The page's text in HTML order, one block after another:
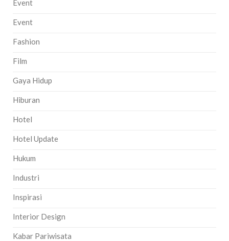
Event
Event
Fashion
Film
Gaya Hidup
Hiburan
Hotel
Hotel Update
Hukum
Industri
Inspirasi
Interior Design
Kabar Pariwisata